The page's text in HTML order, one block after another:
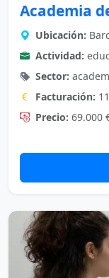
Academia
Ubicación:
Actividad:
Sector:
Facturación:
Precio: 69.000